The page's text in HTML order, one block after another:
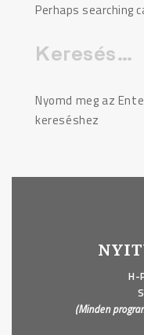
Perhaps searching
Keresés:
Nyomd meg az
kereséshez
H-
(Minden